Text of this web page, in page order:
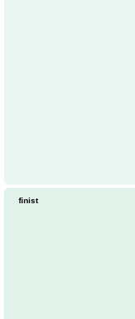
finist